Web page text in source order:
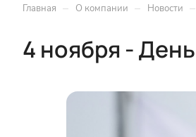
Главная – О компании – Новости –
4 ноября -